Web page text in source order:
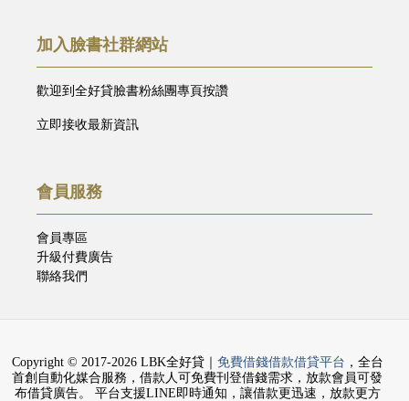
加入臉書社群網站
歡迎到全好貸臉書粉絲團專頁按讚
立即接收最新資訊
會員服務
會員專區
升級付費廣告
聯絡我們
Copyright © 2017-2026 LBK全好貸｜ 免費借錢借款借貸平台 ，全台
首創自動化媒合服務，借款人可免費刊登借錢需求，放款會員可發
布借貸廣告。 平台支援LINE即時通知，讓借款更迅速，放款更方